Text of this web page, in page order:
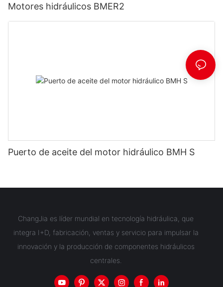
Motores hidráulicos BMER2
Puerto de aceite del motor hidráulico BMH S
ChangJia es líder mundial en tecnología hidráulica, que
integra I+D, fabricación, ventas y servicio para impulsar la
innovación y la producción de componentes hidráulicos
centrales.